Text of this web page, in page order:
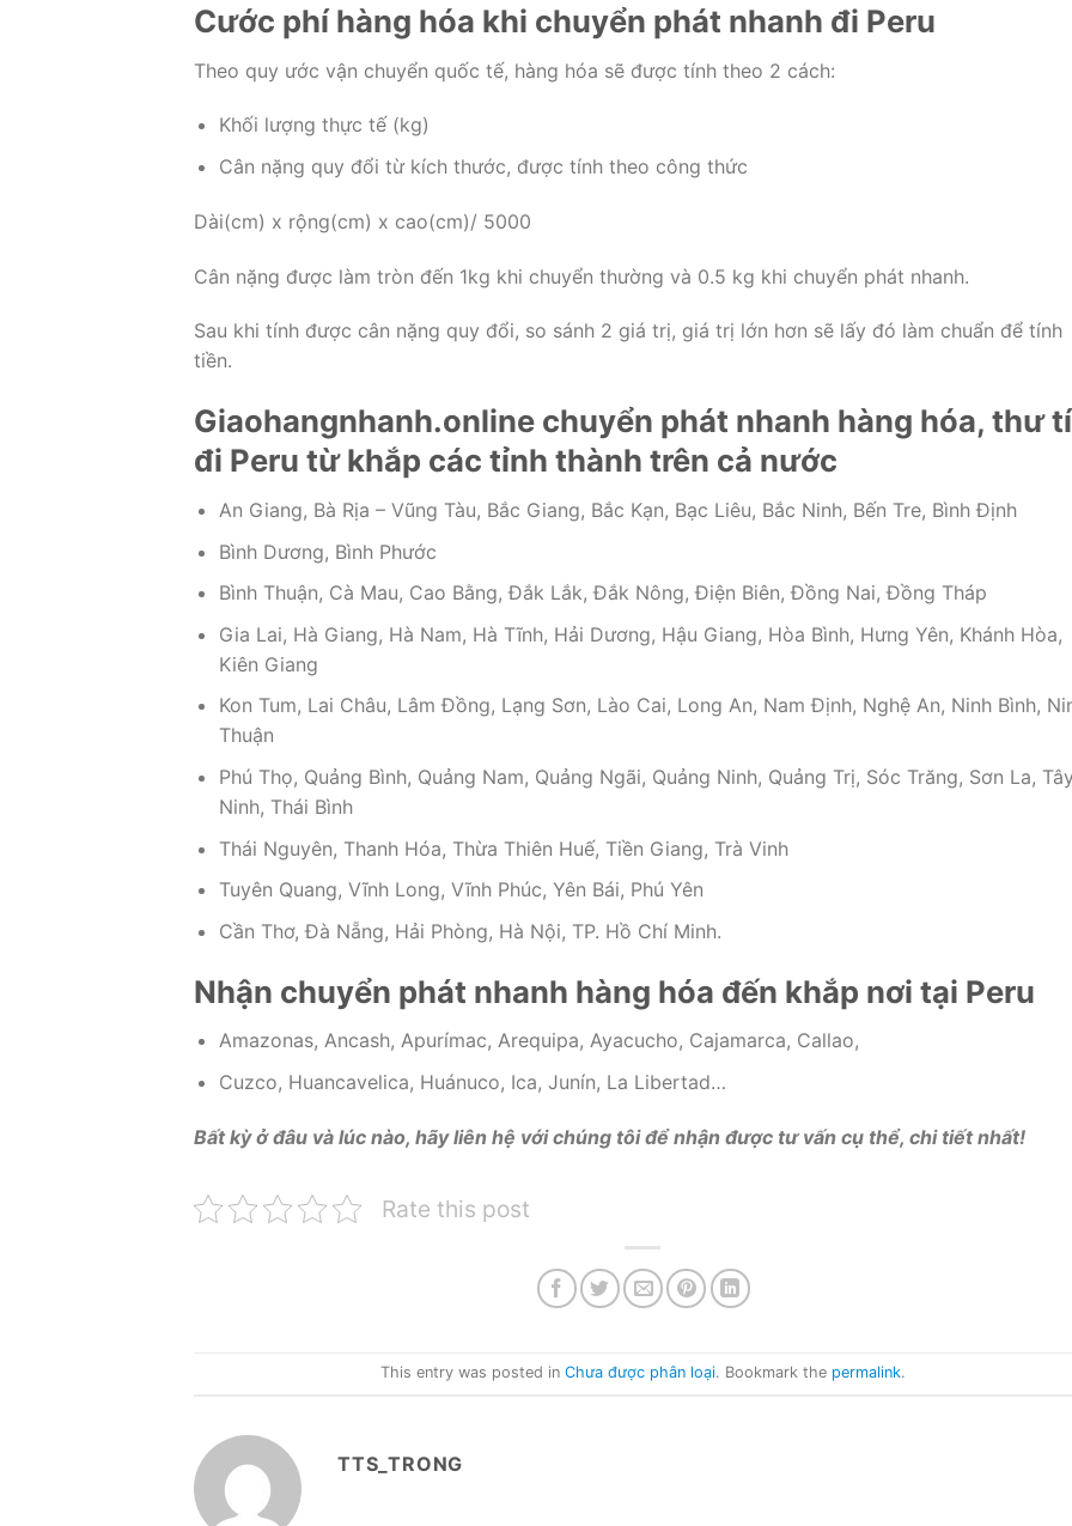
Cước phí hàng hóa khi chuyển phát nhanh đi Peru
Theo quy ước vận chuyển quốc tế, hàng hóa sẽ được tính theo 2 cách:
Khối lượng thực tế (kg)
Cân nặng quy đổi từ kích thước, được tính theo công thức
Dài(cm) x rộng(cm) x cao(cm)/ 5000
Cân nặng được làm tròn đến 1kg khi chuyển thường và 0.5 kg khi chuyển phát nhanh.
Sau khi tính được cân nặng quy đổi, so sánh 2 giá trị, giá trị lớn hơn sẽ lấy đó làm chuẩn để tính
tiền.
Giaohangnhanh.online chuyển phát nhanh hàng hóa, thư
đi Peru từ khắp các tỉnh thành trên cả nước
An Giang, Bà Rịa – Vũng Tàu, Bắc Giang, Bắc Kạn, Bạc Liêu, Bắc Ninh, Bến Tre, Bình Định
Bình Dương, Bình Phước
Bình Thuận, Cà Mau, Cao Bằng, Đắk Lắk, Đắk Nông, Điện Biên, Đồng Nai, Đồng Tháp
Gia Lai, Hà Giang, Hà Nam, Hà Tĩnh, Hải Dương, Hậu Giang, Hòa Bình, Hưng Yên, Khánh Hòa,
Kiên Giang
Kon Tum, Lai Châu, Lâm Đồng, Lạng Sơn, Lào Cai, Long An, Nam Định, Nghệ An, Ninh Bình,
Thuận
Phú Thọ, Quảng Bình, Quảng Nam, Quảng Ngãi, Quảng Ninh, Quảng Trị, Sóc Trăng, Sơn La,
Ninh, Thái Bình
Thái Nguyên, Thanh Hóa, Thừa Thiên Huế, Tiền Giang, Trà Vinh
Tuyên Quang, Vĩnh Long, Vĩnh Phúc, Yên Bái, Phú Yên
Cần Thơ, Đà Nẵng, Hải Phòng, Hà Nội, TP. Hồ Chí Minh.
Nhận chuyển phát nhanh hàng hóa đến khắp nơi tại Peru
Amazonas, Ancash, Apurímac, Arequipa, Ayacucho, Cajamarca, Callao,
Cuzco, Huancavelica, Huánuco, Ica, Junín, La Libertad…
Bất kỳ ở đâu và lúc nào, hãy liên hệ với chúng tôi để nhận được tư vấn cụ thể, chi tiết nhất!
Rate this post
This entry was posted in Chưa được phân loại. Bookmark the permalink.
TTS_TRONG